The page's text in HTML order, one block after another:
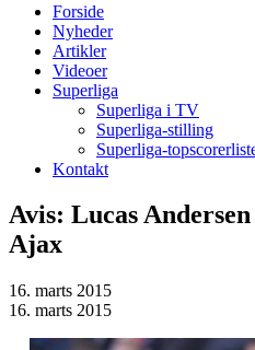
Forside
Nyheder
Artikler
Videoer
Superliga
Superliga i TV
Superliga-stilling
Superliga-
Kontakt
Avis: Lucas
Ajax
16. marts 2015
16. marts 2015